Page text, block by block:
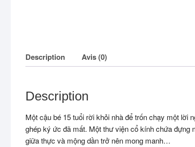
Description Avis (0)
Description
Một cậu bé 15 tuổi rời khỏi nhà để trốn chạy một lời
ghép ký ức đã mất. Một thư viện cổ kính chứa đựng
giữa thực và mộng dần trở nên mong manh…